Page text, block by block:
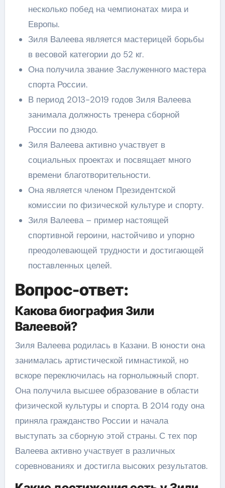
несколько побед на чемпионатах мира и
Европы.
Зиля Валеева является мастерицей борьбы
в весовой категории до 52 кг.
Она получила звание Заслуженного мастера
спорта России.
В период 2013-2019 годов Зиля Валеева
занимала должность тренера сборной
России по дзюдо.
Зиля Валеева активно участвует в
социальных проектах и посвящает много
времени благотворительности.
Она является членом Президентской
комиссии по физической культуре и спорту.
Зиля Валеева – пример настоящей
спортивной героини, настойчиво и упорно
преодолевающей трудности и достигающей
поставленных целей.
Вопрос-ответ:
Какова биография Зили
Валеевой?
Зиля Валеева родилась в Казани. В юности она
занималась артистической гимнастикой, но
вскоре переключилась на горнолыжный спорт.
Она получила высшее образование в области
физической культуры и спорта. В 2014 году она
приняла гражданство России и начала
выступать за сборную этой страны. С тех пор
Валеева активно участвует в различных
соревнованиях и достигла высоких результатов.